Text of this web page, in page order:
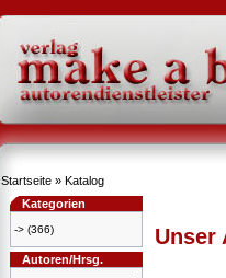
Startseite » Katalog
Kategorien
-> (366)
Autoren/Hrsg.
Unser